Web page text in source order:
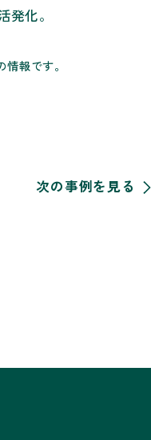
発化。
報です。
次の事例を見る